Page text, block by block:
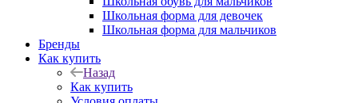
Школьная форма для девочек
Школьная форма для мальчиков
Бренды
Как купить
Назад
Как купить